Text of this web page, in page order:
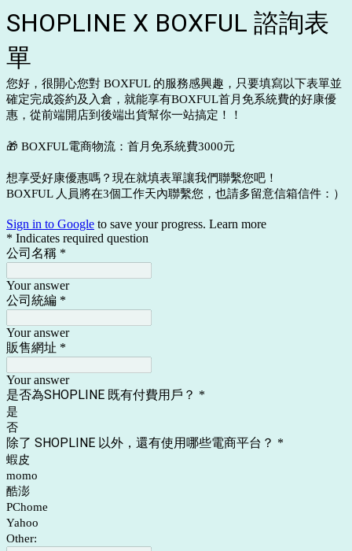
SHOPLINE X BOXFUL 諮詢表
單
您好，很開心您對 BOXFUL 的服務感興趣，只要填寫以下表單並
確定完成簽約及入倉，就能享有BOXFUL首月免系統費的好康優
惠，從前端開店到後端出貨幫你一站搞定！！
🎁 BOXFUL電商物流：首月免系統費3000元
想享受好康優惠嗎？現在就填表單讓我們聯繫您吧！
BOXFUL 人員將在3個工作天內聯繫您，也請多留意信箱信件：）
Sign in to Google to save your progress. Learn more
* Indicates required question
公司名稱 *
Your answer
公司統編 *
Your answer
販售網址 *
Your answer
是否為SHOPLINE 既有付費用戶？ *
是
否
除了 SHOPLINE 以外，還有使用哪些電商平台？ *
蝦皮
momo
酷澎
PChome
Yahoo
Other: